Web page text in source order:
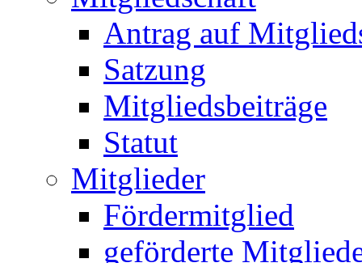
Antrag auf
Satzung
Mitgliedsbeiträge
Statut
Mitglieder
Fördermitglied
geförderte